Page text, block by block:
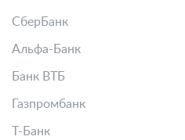
СберБанк
Альфа-Банк
Банк ВТБ
Газпромбанк
Т-Банк